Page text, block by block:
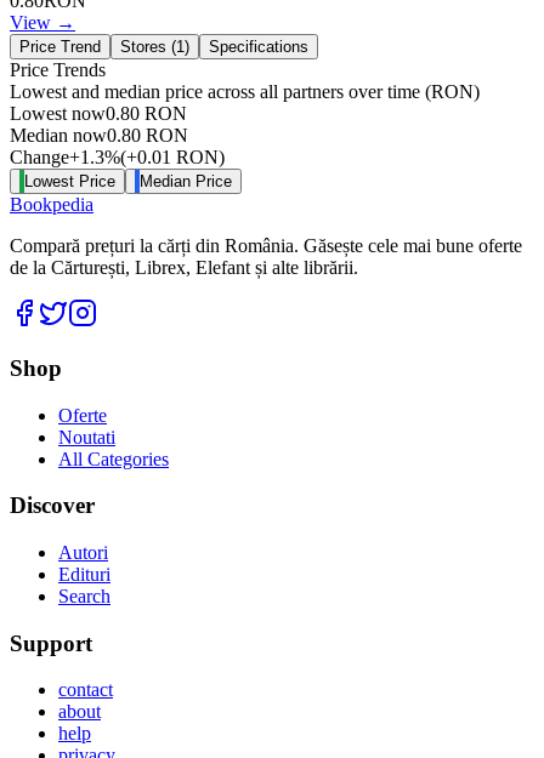
View →
Price Trend Stores (1) Specifications
Price Trends
Lowest and median price across all partners over time (RON)
Lowest now0.80 RON
Median now0.80 RON
Change+1.3%(+0.01 RON)
Lowest Price Median Price
Bookpedia
Compară prețuri la cărți din România. Găsește cele mai bune oferte
de la Cărturești, Librex, Elefant și alte librării.
Facebook
Twitter
Shop
Oferte
Noutati
All Categories
Discover
Autori
Edituri
Search
Support
contact
about
help